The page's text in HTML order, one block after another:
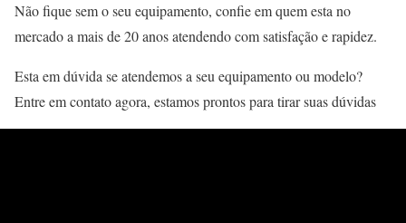
Não fique sem o seu equipamento, confie em quem esta no
mercado a mais de 20 anos atendendo com satisfação e rapidez.
Esta em dúvida se atendemos a seu equipamento ou modelo?
Entre em contato agora, estamos prontos para tirar suas dúvidas